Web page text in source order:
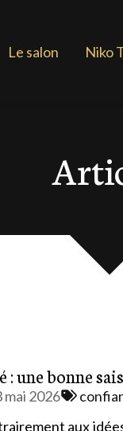
Le salon Niko
: une bonne
mai 2026
Tags
aux